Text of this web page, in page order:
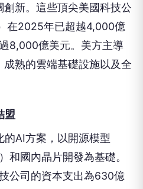
新。這些頂尖美國科技公
在2025年已超越4,000億
8,000億美元。美方主導
熟的雲端基礎設施以及全
盟
AI方案，以開源模型
和國內晶片開發為基礎。
公司的資本支出為630億